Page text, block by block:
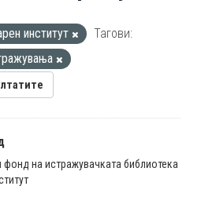
институт
Тагови:
фонд на истражувачката библиотека